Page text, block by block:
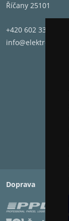
Říčany 25101
+420 602 331 662
info@elektronet.cz
Doprava